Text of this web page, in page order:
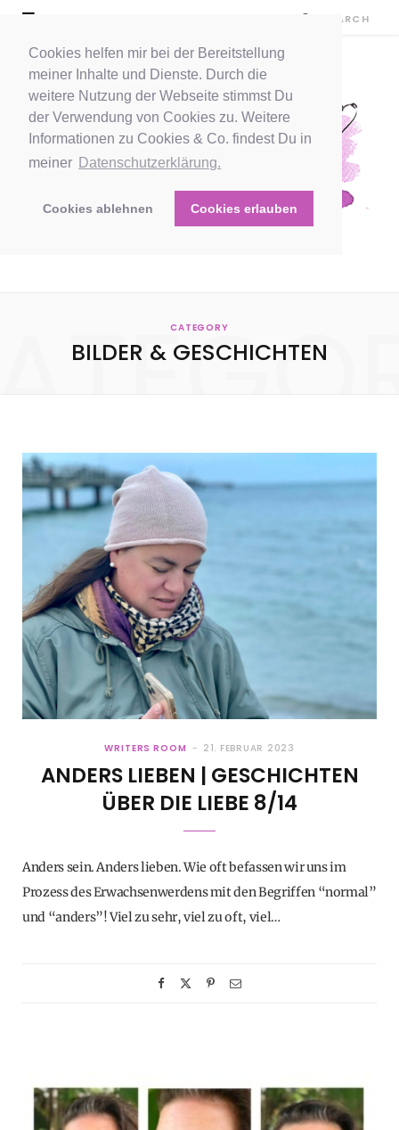
Cookies helfen mir bei der Bereitstellung
meiner Inhalte und Dienste. Durch die
weitere Nutzung der Webseite stimmst Du
der Verwendung von Cookies zu. Weitere
Informationen zu Cookies & Co. findest Du in
meiner Datenschutzerklärung.
Cookies ablehnen Cookies erlauben
CATEGORY
BILDER & GESCHICHTEN
WRITERS ROOM 21. FEBRUAR 2023
ANDERS LIEBEN | GESCHICHTEN
ÜBER DIE LIEBE 8/14
Anders sein. Anders lieben. Wie oft befassen wir uns im
Prozess des Erwachsenwerdens mit den Begriffen “normal”
und “anders”! Viel zu sehr, viel zu oft, viel…